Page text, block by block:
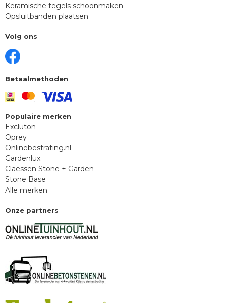
Keramische tegels schoonmaken
Opsluitbanden plaatsen
Volg ons
Betaalmethoden
Populaire merken
Excluton
Oprey
Onlinebestrating.nl
Gardenlux
Claessen Stone + Garden
Stone Base
Alle merken
Onze partners